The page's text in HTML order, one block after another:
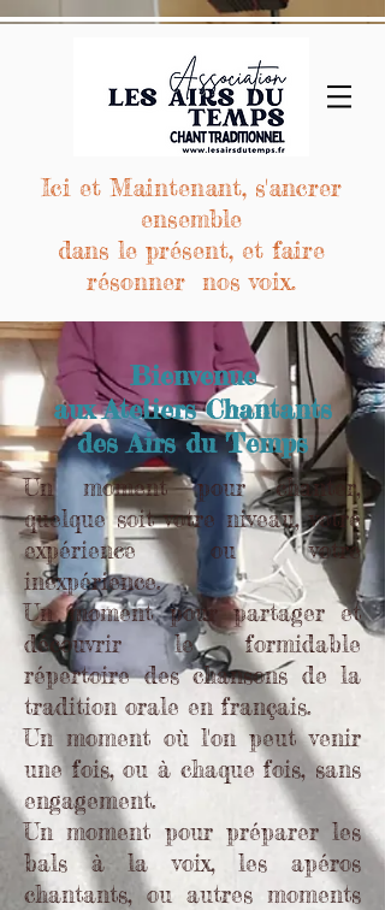
Ici et Maintenant, s'ancrer
ensemble
dans le présent, et faire
résonner nos voix.
Bienvenue
aux Ateliers Chantants
des Airs du Temps
Un moment pour chanter,
quelque soit votre niveau, votre
expérience ou votre
inexpérience.
Un moment pour partager et
découvrir le formidable
répertoire des chansons de la
tradition orale en français.
Un moment où l'on peut venir
une fois, ou à chaque fois, sans
engagement.
Un moment pour préparer les
bals à la voix, les apéros
chantants, ou autres moments